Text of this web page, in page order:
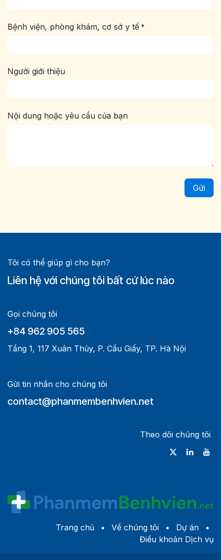
Bệnh viện, phòng khám, cơ sở y tế *
Người giới thiệu
Nội dung hoặc yêu cầu của bạn
Gửi
Tôi có thể giúp gì cho bạn?
Liên hệ với chúng tôi bất cứ lúc nào
Gọi chúng tôi
+84 962 905 565
Tầng 1, 117 Xuân Thủy, P. Cầu Giấy, TP. Hà Nội
Gửi tin nhắn cho chúng tôi
contact@phanmembenhvien.net
Theo dõi chúng tôi
Trang chủ • Về c​húng tôi • Dự án
•
Điều khoản Dịch vụ